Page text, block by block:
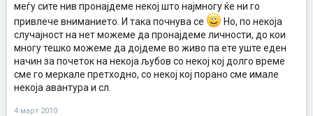
меѓу сите нив пронајдеме некој што најмногу ќе ни го
привлече вниманието. И така почнува се
Но, по некоја
случајност на нет можеме да пронајдеме личности, до кои
многу тешко можеме да дојдеме во живо па ете уште еден
начин за почеток на некоја љубов со некој кој долго време
сме го меркале претходно, со некој кој порано сме имале
некоја авантура и сл.
4 март 2010